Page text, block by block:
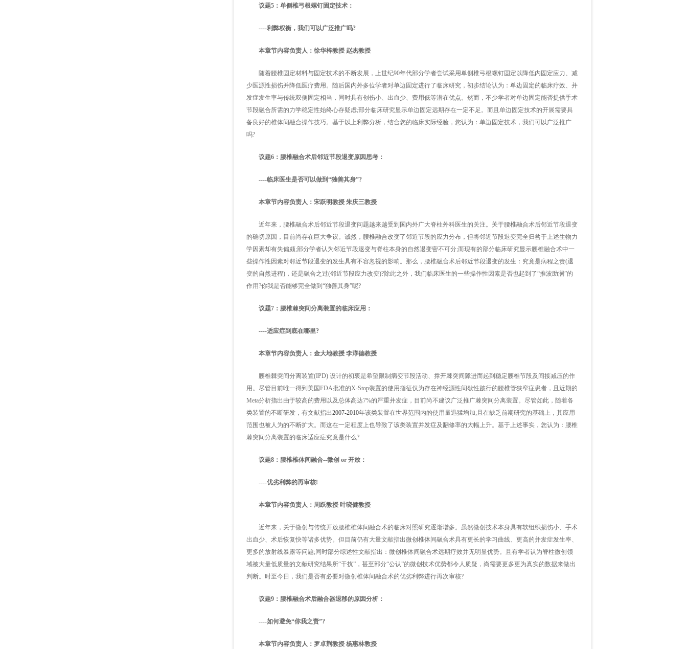
议题5：单侧椎弓根螺钉固定技术：
----利弊权衡，我们可以广泛推广吗?
本章节内容负责人：徐华梓教授 赵杰教授
随着腰椎固定材料与固定技术的不断发展，上世纪90年代部分学者尝试采用单侧椎弓根螺钉固定以降低内固定应力、减
少医源性损伤并降低医疗费用。随后国内外多位学者对单边固定进行了临床研究，初步结论认为：单边固定的临床疗效、并
发症发生率与传统双侧固定相当，同时具有创伤小、出血少、费用低等潜在优点。然而，不少学者对单边固定能否提供手术
节段融合所需的力学稳定性始终心存疑虑;部分临床研究显示单边固定远期存在一定不足。而且单边固定技术的开展需要具
备良好的椎体间融合操作技巧。基于以上利弊分析，结合您的临床实际经验，您认为：单边固定技术，我们可以广泛推广
吗?
议题6：腰椎融合术后邻近节段退变原因思考：
----临床医生是否可以做到“独善其身”?
本章节内容负责人：宋跃明教授 朱庆三教授
近年来，腰椎融合术后邻近节段退变问题越来越受到国内外广大脊柱外科医生的关注。关于腰椎融合术后邻近节段退变
的确切原因，目前尚存在巨大争议。诚然，腰椎融合改变了邻近节段的应力分布，但将邻近节段退变完全归咎于上述生物力
学因素却有失偏颇;部分学者认为邻近节段退变与脊柱本身的自然退变密不可分;而现有的部分临床研究显示腰椎融合术中一
些操作性因素对邻近节段退变的发生具有不容忽视的影响。那么，腰椎融合术后邻近节段退变的发生：究竟是病程之责(退
变的自然进程)，还是融合之过(邻近节段应力改变)?除此之外，我们临床医生的一些操作性因素是否也起到了“推波助澜”的
作用?你我是否能够完全做到“独善其身”呢?
议题7：腰椎棘突间分离装置的临床应用：
----适应症到底在哪里?
本章节内容负责人：金大地教授 李淳德教授
腰椎棘突间分离装置(IPD) 设计的初衷是希望限制病变节段活动、撑开棘突间隙进而起到稳定腰椎节段及间接减压的作
用。尽管目前唯一得到美国FDA批准的X-Stop装置的使用指征仅为存在神经源性间歇性跛行的腰椎管狭窄症患者，且近期的
Meta分析指出由于较高的费用以及总体高达7%的严重并发症，目前尚不建议广泛推广棘突间分离装置。尽管如此，随着各
类装置的不断研发，有文献指出2007-2010年该类装置在世界范围内的使用量迅猛增加;且在缺乏前期研究的基础上，其应用
范围也被人为的不断扩大。而这在一定程度上也导致了该类装置并发症及翻修率的大幅上升。基于上述事实，您认为：腰椎
棘突间分离装置的临床适应症究竟是什么?
议题8：腰椎椎体间融合--微创 or 开放：
----优劣利弊的再审核!
本章节内容负责人：周跃教授 叶晓健教授
近年来，关于微创与传统开放腰椎椎体间融合术的临床对照研究逐渐增多。虽然微创技术本身具有软组织损伤小、手术
出血少、术后恢复快等诸多优势。但目前仍有大量文献指出微创椎体间融合术具有更长的学习曲线、更高的并发症发生率、
更多的放射线暴露等问题;同时部分综述性文献指出：微创椎体间融合术远期疗效并无明显优势。且有学者认为脊柱微创领
域被大量低质量的文献研究结果所“干扰”，甚至部分“公认”的微创技术优势都令人质疑，尚需要更多更为真实的数据来做出
判断。时至今日，我们是否有必要对微创椎体间融合术的优劣利弊进行再次审核?
议题9：腰椎融合术后融合器退移的原因分析：
----如何避免“你我之责”?
本章节内容负责人：罗卓荆教授 杨惠林教授